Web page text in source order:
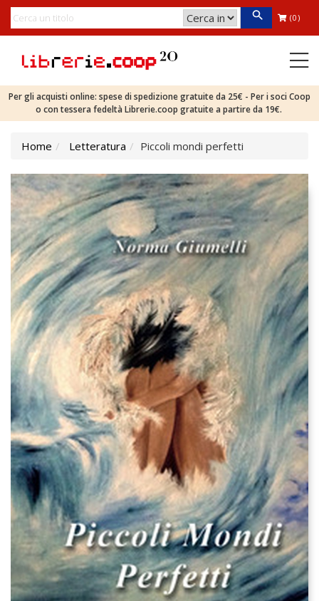
(0)
Per gli acquisti online: spese di spedizione gratuite da 25€ - Per i soci Coop
o con tessera fedeltà Librerie.coop gratuite a partire da 19€.
Home Letteratura Piccoli mondi perfetti